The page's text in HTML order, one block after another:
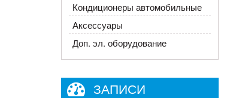
Кондиционеры автомобильные
Аксессуары
Доп. эл. оборудование
ЗАПИСИ